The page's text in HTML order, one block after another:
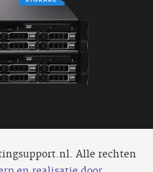
Alle rechten